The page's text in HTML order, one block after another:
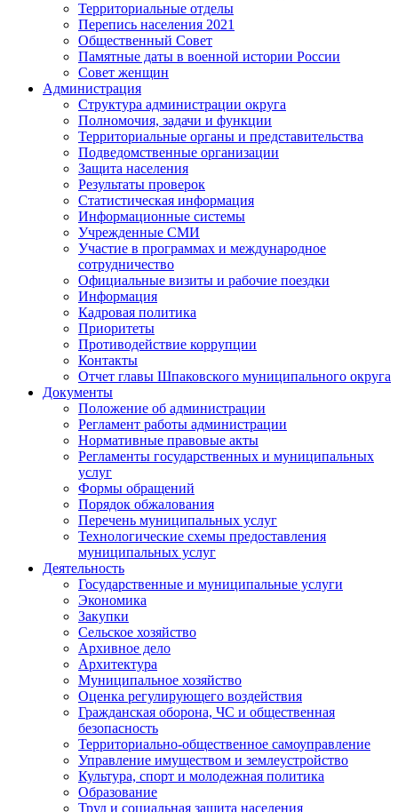
Территориальные отделы
Перепись населения 2021
Общественный Совет
Памятные даты в военной истории России
Совет женщин
Администрация
Структура администрации округа
Полномочия, задачи и функции
Территориальные органы и представительства
Подведомственные организации
Защита населения
Результаты проверок
Статистическая информация
Информационные системы
Учрежденные СМИ
Участие в программах и международное
сотрудничество
Официальные визиты и рабочие поездки
Информация
Кадровая политика
Приоритеты
Противодействие коррупции
Контакты
Отчет главы Шпаковского муниципального округа
Документы
Положение об администрации
Регламент работы администрации
Нормативные правовые акты
Регламенты государственных и муниципальных
услуг
Формы обращений
Порядок обжалования
Перечень муниципальных услуг
Технологические схемы предоставления
муниципальных услуг
Деятельность
Государственные и муниципальные услуги
Экономика
Закупки
Сельское хозяйство
Архивное дело
Архитектура
Муниципальное хозяйство
Оценка регулирующего воздействия
Гражданская оборона, ЧС и общественная
безопасность
Территориально-общественное самоуправление
Управление имуществом и землеустройство
Культура, спорт и молодежная политика
Образование
Труд и социальная защита населения